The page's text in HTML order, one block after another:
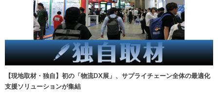
【現地取材・独自】初の「物流DX展」、サプライチェーン全体の最適化
支援ソリューションが集結